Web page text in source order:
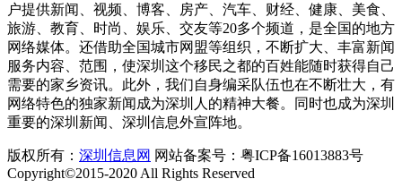
户提供新闻、视频、博客、房产、汽车、财经、健康、美食、
旅游、教育、时尚、娱乐、交友等20多个频道，是全国的地方
网络媒体。还借助全国城市网盟等组织，不断扩大、丰富新闻
服务内容、范围，使深圳这个移民之都的百姓能随时获得自己
需要的家乡资讯。此外，我们自身编采队伍也在不断壮大，有
网络特色的独家新闻成为深圳人的精神大餐。同时也成为深圳
重要的深圳新闻、深圳信息外宣阵地。
版权所有： 深圳信息网 网站备案号：粤ICP备16013883号
Copyright©2015-2020 All Rights Reserved